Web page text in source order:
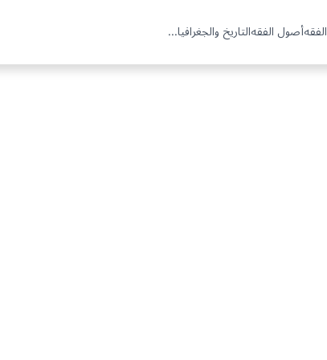
الفقهأصول الفقهالتاريخ والجغرافيا...